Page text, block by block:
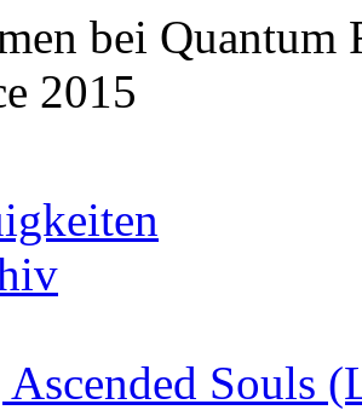
bei Quantum
2015
Ascended Souls